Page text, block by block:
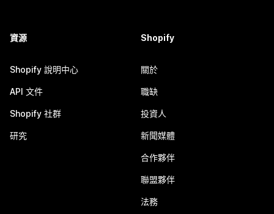
資源
Shopify 說明中心
API 文件
Shopify 社群
研究
Shopify
關於
職缺
投資人
新聞媒體
合作夥伴
聯盟夥伴
法務